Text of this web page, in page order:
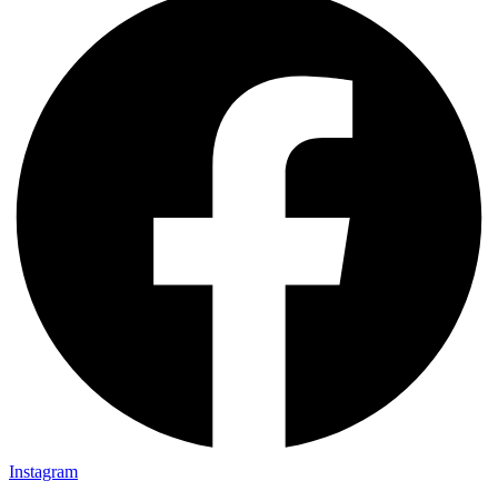
Instagram